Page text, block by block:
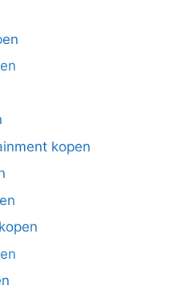
kopen